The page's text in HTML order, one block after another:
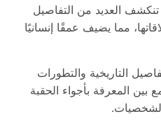
العديد من التفاصيل
مما يضيف عمقًا إنسانيًا
التاريخية والتطورات
بين المعرفة بأجواء الحقبة